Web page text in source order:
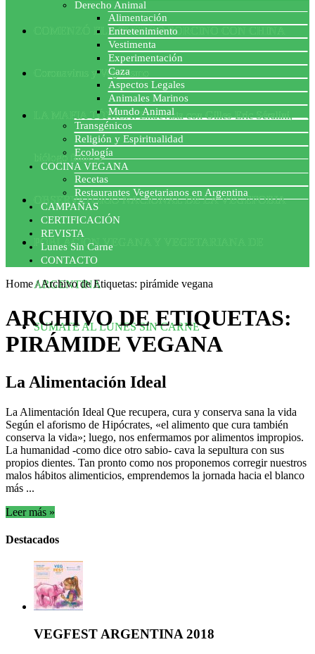
COMENZÓ EL ACUERDO PORCINO CON CHINA
Coronavirus y Veganismo
LA MAFIA TÓXICA: Entrevista con Gilles-Eric Séralini,
biólogo francés
OBSERVATORIO NACIONAL DE LA VEGEFOBIA
POBLACION VEGANA Y VEGETARIANA DE
ARGENTINA
SUMATE AL LUNES SIN CARNE
Derecho Animal
Alimentación
Entretenimiento
Vestimenta
Experimentación
Caza
Aspectos Legales
Animales Marinos
Mundo Animal
Transgénicos
Religión y Espiritualidad
Ecología
COCINA VEGANA
Recetas
Restaurantes Vegetarianos en Argentina
CAMPAÑAS
CERTIFICACIÓN
REVISTA
Lunes Sin Carne
CONTACTO
Home/Archivo de Etiquetas: pirámide vegana
ARCHIVO DE ETIQUETAS:
PIRÁMIDE VEGANA
La Alimentación Ideal
La Alimentación Ideal Que recupera, cura y conserva sana la vida
Según el aforismo de Hipócrates, «el alimento que cura también
conserva la vida»; luego, nos enfermamos por alimentos impropios.
La humanidad -como dice otro sabio- cava la sepultura con sus
propios dientes. Tan pronto como nos proponemos corregir nuestros
malos hábitos alimenticios, emprendemos la jornada hacia el blanco
más ...
Leer más »
Destacados
VEGFEST ARGENTINA 2018